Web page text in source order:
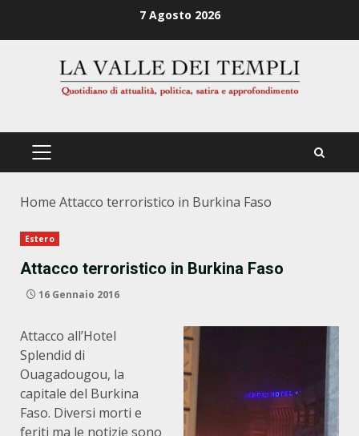
7 Agosto 2026
PRIMÄRES
Home Attacco terroristico in Burkina Faso
Estero
Attacco terroristico in Burkina Faso
16 Gennaio 2016
Attacco all’Hotel
Splendid di
Ouagadougou, la
capitale del Burkina
Faso. Diversi morti e
feriti ma le notizie sono